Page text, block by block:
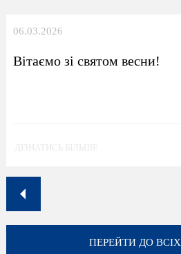
06.03.2026
Вітаємо зі святом весни!
ДІЗНАТИСЬ БІЛЬШЕ
ПЕРЕЙТИ ДО